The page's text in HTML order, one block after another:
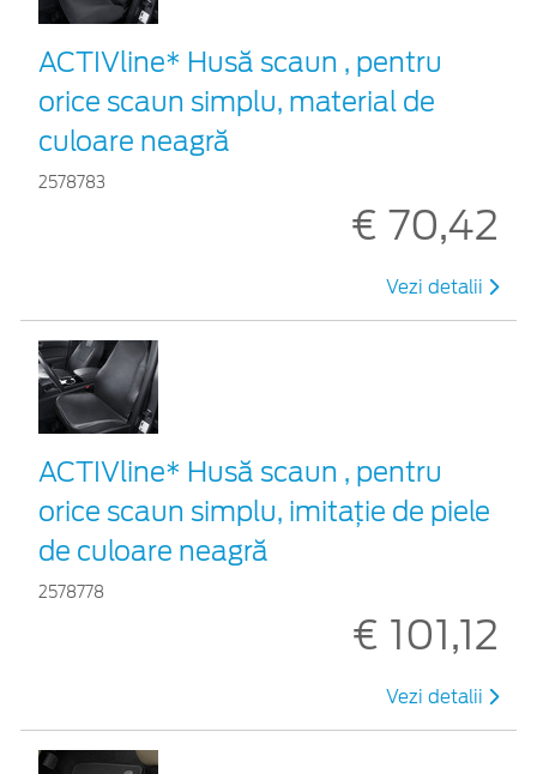
ACTIVline* Husă scaun , pentru
orice scaun simplu, material de
culoare neagră
2578783
€ 70,42
Vezi detalii
ACTIVline* Husă scaun , pentru
orice scaun simplu, imitație de piele
de culoare neagră
2578778
€ 101,12
Vezi detalii